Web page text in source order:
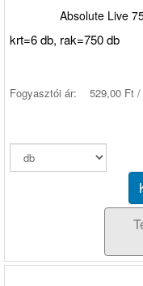
Absolute Live
krt=6 db, rak=750 db
Fogyasztói ár: 529,00 Ft